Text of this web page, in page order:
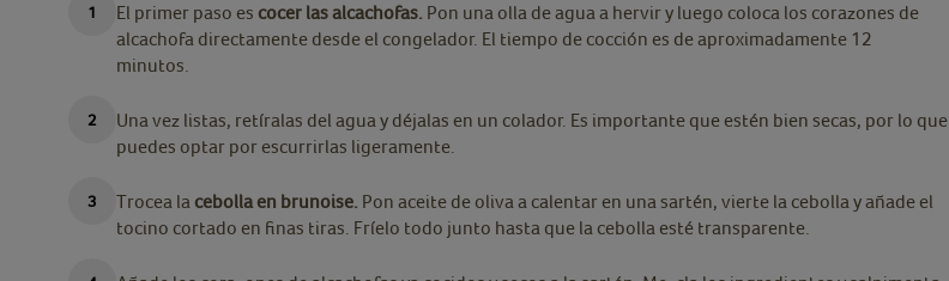
El primer paso es cocer las alcachofas. Pon una olla de agua a hervir y luego coloca los corazones de
alcachofa directamente desde el congelador. El tiempo de cocción es de aproximadamente 12
minutos.
Una vez listas, retíralas del agua y déjalas en un colador. Es importante que estén bien secas, por lo que
puedes optar por escurrirlas ligeramente.
Trocea la cebolla en brunoise. Pon aceite de oliva a calentar en una sartén, vierte la cebolla y añade el
tocino cortado en finas tiras. Fríelo todo junto hasta que la cebolla esté transparente.